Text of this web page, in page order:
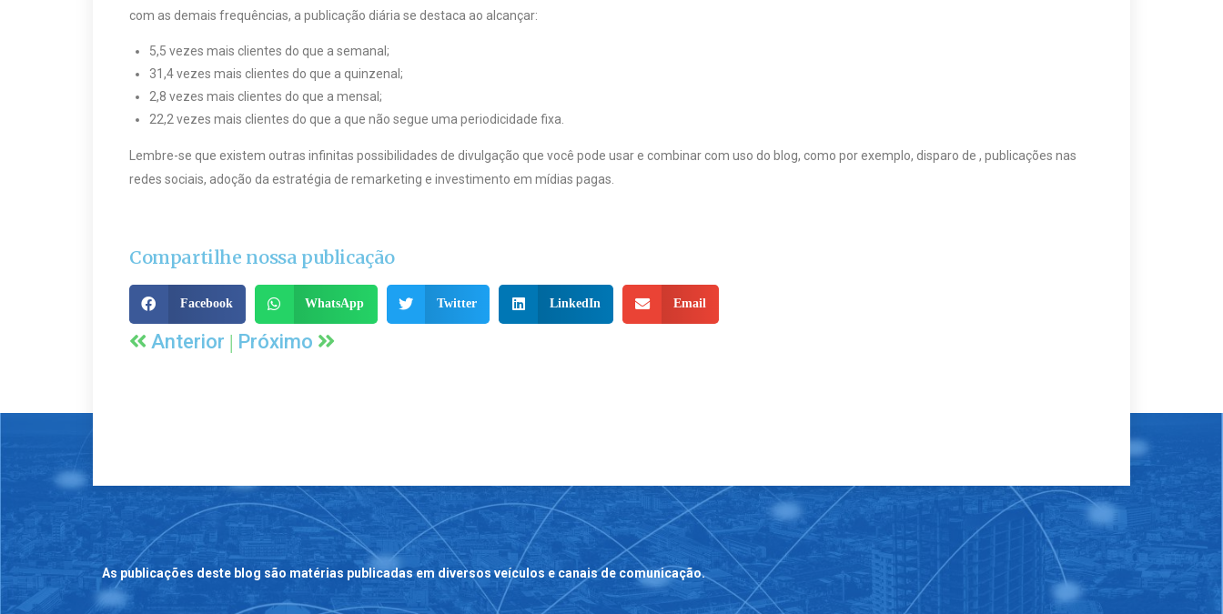
com as demais frequências, a publicação diária se destaca ao alcançar:
5,5 vezes mais clientes do que a semanal;
31,4 vezes mais clientes do que a quinzenal;
2,8 vezes mais clientes do que a mensal;
22,2 vezes mais clientes do que a que não segue uma periodicidade fixa.
Lembre-se que existem outras infinitas possibilidades de divulgação que você pode usar e combinar com uso do blog, como por exemplo, disparo de , publicações nas
redes sociais, adoção da estratégia de remarketing e investimento em mídias pagas.
Compartilhe nossa publicação
Facebook WhatsApp Twitter LinkedIn Email
Anterior | Próximo
As publicações deste blog são matérias publicadas em diversos veículos e canais de comunicação.